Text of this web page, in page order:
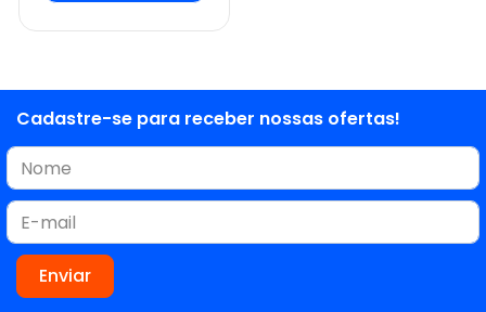
Cadastre-se para receber nossas ofertas!